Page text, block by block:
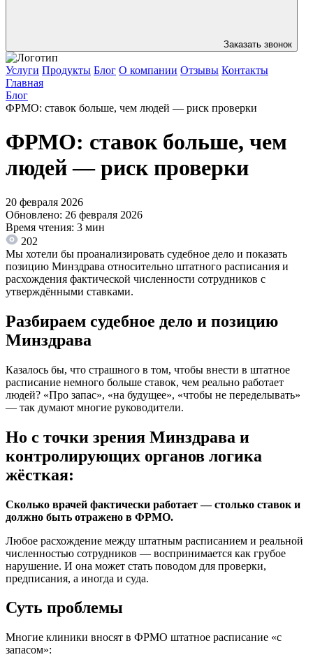
Заказать звонок
Услуги Продукты Блог О компании Отзывы Контакты
Главная
Блог
ФРМО: ставок больше, чем людей — риск проверки
ФРМО: ставок больше, чем
людей — риск проверки
20 февраля 2026
Обновлено: 26 февраля 2026
Время чтения: 3 мин
202
Мы хотели бы проанализировать судебное дело и показать
позицию Минздрава относительно штатного расписания и
расхождения фактической численности сотрудников с
утверждёнными ставками.
Разбираем судебное дело и позицию
Минздрава
Казалось бы, что страшного в том, чтобы внести в штатное
расписание немного больше ставок, чем реально работает
людей? «Про запас», «на будущее», «чтобы не переделывать»
— так думают многие руководители.
Но с точки зрения Минздрава и
контролирующих органов логика
жёсткая:
Сколько врачей фактически работает — столько ставок и
должно быть отражено в ФРМО.
Любое расхождение между штатным расписанием и реальной
численностью сотрудников — воспринимается как грубое
нарушение. И она может стать поводом для проверки,
предписания, а иногда и суда.
Суть проблемы
Многие клиники вносят в ФРМО штатное расписание «с
запасом»: